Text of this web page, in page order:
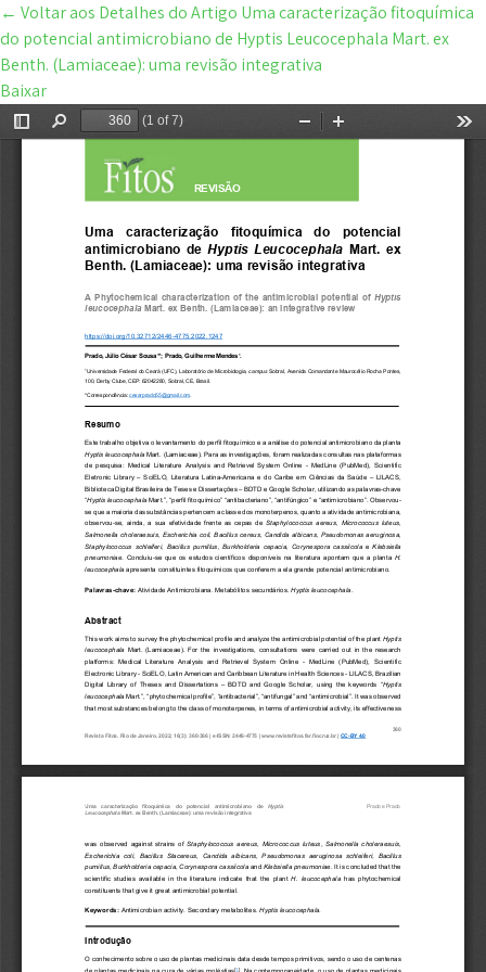
← Voltar aos Detalhes do Artigo Uma caracterização fitoquímica
do potencial antimicrobiano de Hyptis Leucocephala Mart. ex
Benth. (Lamiaceae): uma revisão integrativa
Baixar